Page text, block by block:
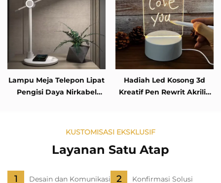
Silicone Hewan Lampu
Gadis Wanita
Lampu Meja Telepon Lipat
Pengisi Daya Nirkabel
Pengisian Daya Nirkabel
Samping Tempat Tidur
Hadiah Led Kosong 3d
Kreatif Pen Rewrit Akrilik
Yang Bisa Ditulis Ulang
KUSTOMISASI EKSKLUSIF
Layanan Satu Atap
Desain dan Komunikasi Konfirmasi Solusi